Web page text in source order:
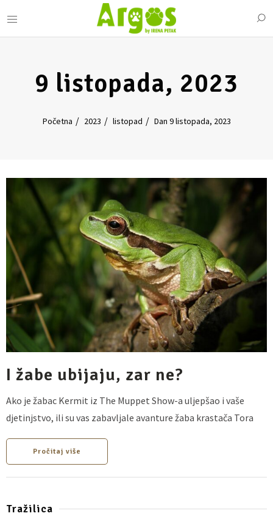
9 listopada, 2023
Početna 2023 listopad Dan 9 listopada, 2023
I žabe ubijaju, zar ne?
Ako je žabac Kermit iz The Muppet Show-a uljepšao i vaše
djetinjstvo, ili su vas zabavljale avanture žaba krastača Tora
Pročitaj više
Tražilica